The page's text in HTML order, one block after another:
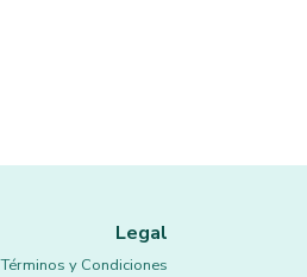
Legal
Términos y Condiciones